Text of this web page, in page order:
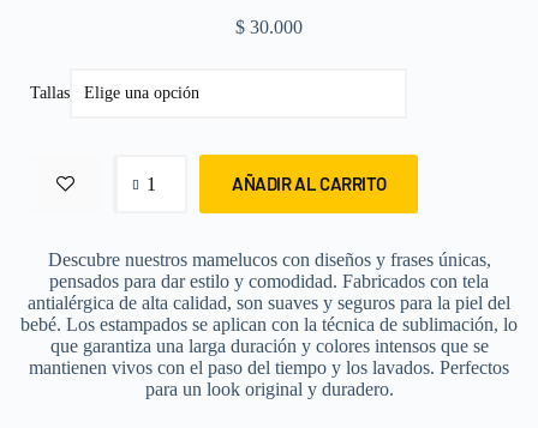
$ 30.000
Tallas
AÑADIR AL CARRITO
Descubre nuestros mamelucos con diseños y frases únicas,
pensados para dar estilo y comodidad. Fabricados con tela
antialérgica de alta calidad, son suaves y seguros para la piel del
bebé. Los estampados se aplican con la técnica de sublimación, lo
que garantiza una larga duración y colores intensos que se
mantienen vivos con el paso del tiempo y los lavados. Perfectos
para un look original y duradero.